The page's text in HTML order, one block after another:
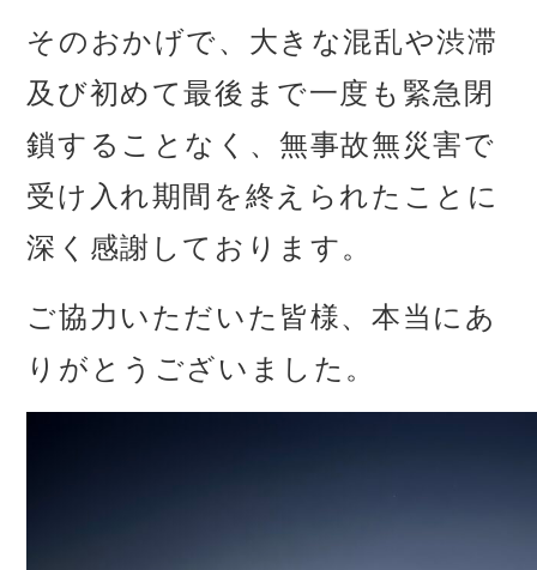
そのおかげで、大きな混乱や渋滞
及び初めて最後まで一度も 緊急閉
鎖することなく、無事故無災害で
受け入れ期間を終えられたことに
深く感謝しております。
ご協力いただいた皆様、本当にあ
りがとうございました。